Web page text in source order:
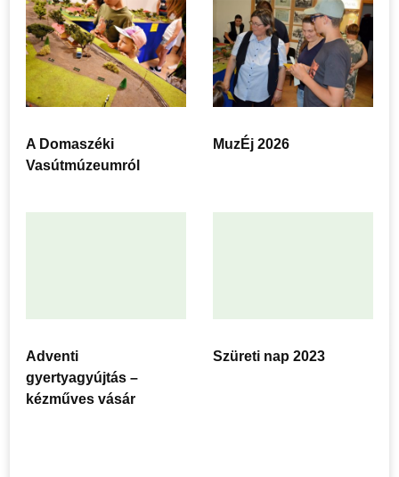
A Domaszéki
Vasútmúzeumról
MuzÉj 2026
Adventi
gyertyagyújtás –
kézműves vásár
Szüreti nap 2023